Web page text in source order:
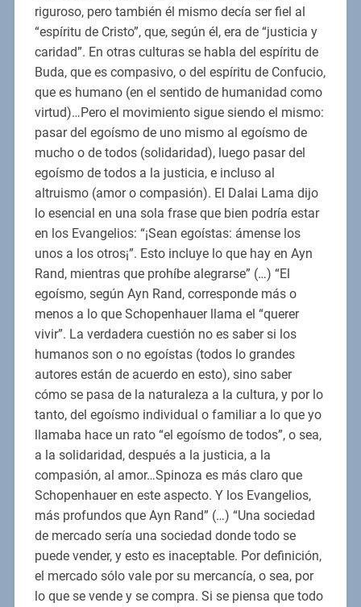
riguroso, pero también él mismo decía ser fiel al
“espíritu de Cristo”, que, según él, era de “justicia y
caridad”. En otras culturas se habla del espíritu de
Buda, que es compasivo, o del espíritu de Confucio,
que es humano (en el sentido de humanidad como
virtud)…Pero el movimiento sigue siendo el mismo:
pasar del egoísmo de uno mismo al egoísmo de
mucho o de todos (solidaridad), luego pasar del
egoísmo de todos a la justicia, e incluso al
altruismo (amor o compasión). El Dalai Lama dijo
lo esencial en una sola frase que bien podría estar
en los Evangelios: “¡Sean egoístas: ámense los
unos a los otros¡”. Esto incluye lo que hay en Ayn
Rand, mientras que prohíbe alegrarse” (…) “El
egoísmo, según Ayn Rand, corresponde más o
menos a lo que Schopenhauer llama el “querer
vivir”. La verdadera cuestión no es saber si los
humanos son o no egoístas (todos lo grandes
autores están de acuerdo en esto), sino saber
cómo se pasa de la naturaleza a la cultura, y por lo
tanto, del egoísmo individual o familiar a lo que yo
llamaba hace un rato “el egoísmo de todos”, o sea,
a la solidaridad, después a la justicia, a la
compasión, al amor…Spinoza es más claro que
Schopenhauer en este aspecto. Y los Evangelios,
más profundos que Ayn Rand” (…) “Una sociedad
de mercado sería una sociedad donde todo se
puede vender, y esto es inaceptable. Por definición,
el mercado sólo vale por su mercancía, o sea, por
lo que se vende y se compra. Si se piensa que todo